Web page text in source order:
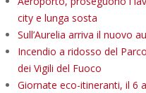
city e lunga sosta
Sull’Aurelia arriva il nuovo
Incendio a ridosso del
dei Vigili del Fuoco
Giornate eco-itineranti, il 6